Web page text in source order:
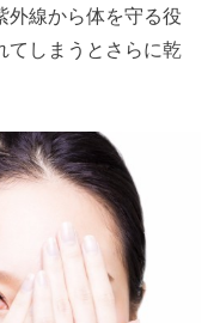
外線から体を守る役
てしまうとさらに乾